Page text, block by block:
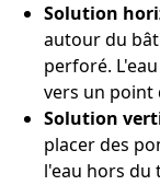
Solution
autour du
perforé.
vers un point
Solution
placer des
l'eau hors du